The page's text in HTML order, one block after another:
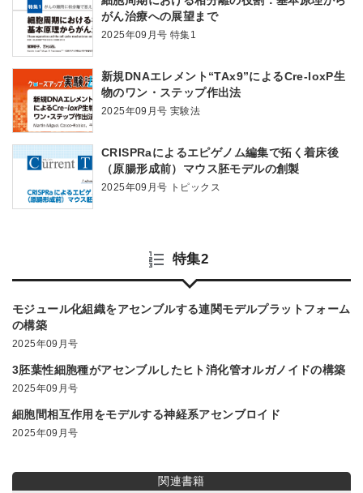
がん治療への展望まで
2025年09月号 特集1
新規DNAエレメント“TAx9”によるCre-loxP生
物のワン・ステップ作出法
2025年09月号 実験法
CRISPRaによるエピゲノム編集で拓く着床後
（原腸形成前）マウス胚モデルの創製
2025年09月号 トピックス
特集2
モジュール化組織をアセンブルする連関モデルプラットフォーム
の構築
2025年09月号
3胚葉性細胞種がアセンブルしたヒト消化管オルガノイドの構築
2025年09月号
細胞間相互作用をモデルする神経系アセンブロイド
2025年09月号
関連書籍